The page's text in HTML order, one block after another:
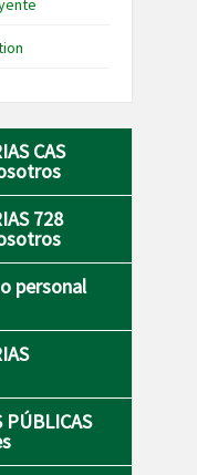
CAS
728
personal
PÚBLICAS